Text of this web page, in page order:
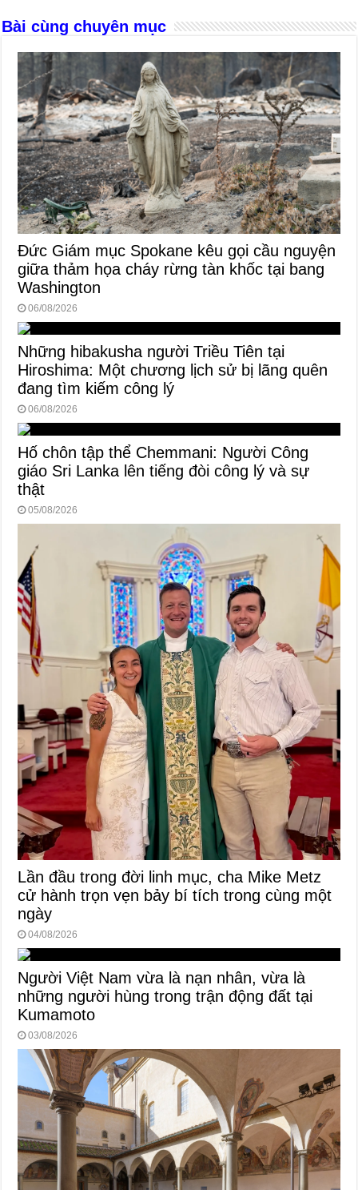
Bài cùng chuyên mục
Đức Giám mục Spokane kêu gọi cầu nguyện
giữa thảm họa cháy rừng tàn khốc tại bang
Washington
06/08/2026
Những hibakusha người Triều Tiên tại
Hiroshima: Một chương lịch sử bị lãng quên
đang tìm kiếm công lý
06/08/2026
Hố chôn tập thể Chemmani: Người Công
giáo Sri Lanka lên tiếng đòi công lý và sự
thật
05/08/2026
Lần đầu trong đời linh mục, cha Mike Metz
cử hành trọn vẹn bảy bí tích trong cùng một
ngày
04/08/2026
Người Việt Nam vừa là nạn nhân, vừa là
những người hùng trong trận động đất tại
Kumamoto
03/08/2026